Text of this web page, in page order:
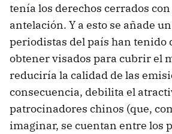
tenía los derechos cerrados con
antelación. Y a esto se añade
periodistas del país han tenido
obtener visados para cubrir el
reduciría la calidad de las
consecuencia, debilita el
patrocinadores chinos (que,
imaginar, se cuentan entre los